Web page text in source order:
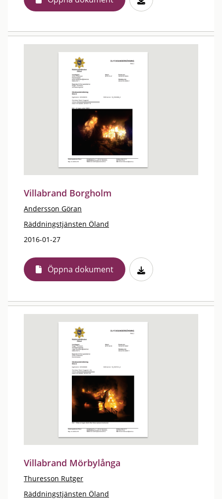
Villabrand Borgholm
Andersson Göran
Räddningstjänsten Öland
2016-01-27
Öppna dokument
Villabrand Mörbylånga
Thuresson Rutger
Räddningstjänsten Öland